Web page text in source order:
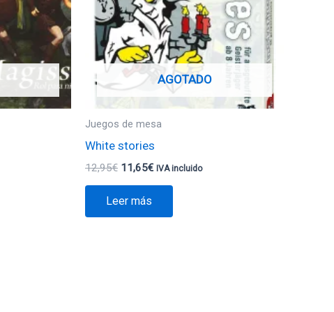
AGOTADO
Juegos de mesa
White stories
12,95€ 11,65€ IVA incluido
Leer más